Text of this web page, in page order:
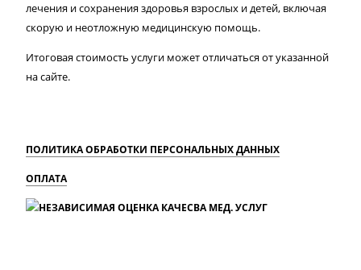
лечения и сохранения здоровья взрослых и детей, включая
скорую и неотложную медицинскую помощь.
Итоговая стоимость услуги может отличаться от указанной
на сайте.
ПОЛИТИКА ОБРАБОТКИ ПЕРСОНАЛЬНЫХ ДАННЫХ
ОПЛАТА